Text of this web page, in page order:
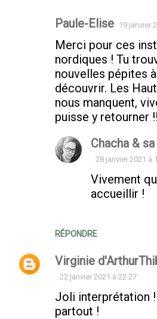
Paule-Elise 19 janvier
Merci pour ces
nordiques ! Tu
nouvelles pépites
découvrir. Les
nous manquent,
puisse y retourner !!
RÉPONDRE
Chacha &
28 janvier 2021 à
Vivement
accueillir !
Virginie
22 janvier 2021 à 22:27
Joli interprétation !
partout !